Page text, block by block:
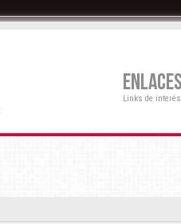
ENLACES
Links de interés